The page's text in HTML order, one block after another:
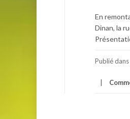
En
Dinan, la
Publié dans